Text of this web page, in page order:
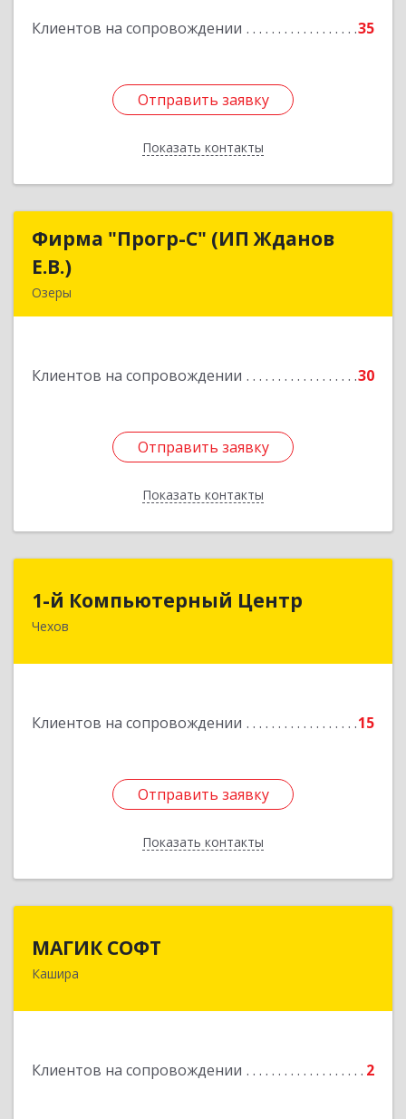
Клиентов на сопровождении 35
Отправить заявку
Показать контакты
Отправить заявку
Назад
Фирма "Прогр-С" (ИП Жданов
Е.В.)
Озеры
Клиентов на сопровождении 30
Отправить заявку
Показать контакты
Фирма "Прогр-С" (ИП Жданов
Подробнее
Отправить заявку
Назад
1-й Компьютерный Центр
Чехов
Клиентов на сопровождении 15
Отправить заявку
Показать контакты
1-й Компьютерный Центр
142306, Московская обл, Чеховский р-н, Чехов
Отправить заявку
Назад
МАГИК СОФТ
Кашира
Клиентов на сопровождении 2